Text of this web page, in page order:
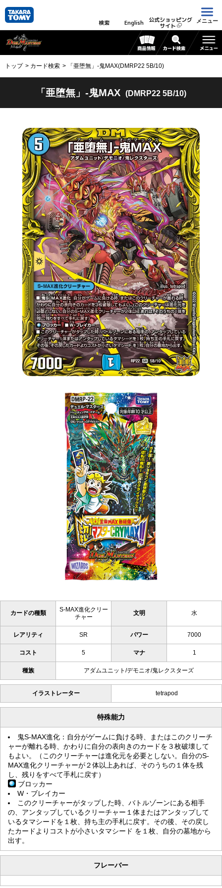
検索 English 公式ショッピング
サイト
メニュー
トップ カード検索 「亜堕無」-鬼MAX(DMRP22 5B/10)
「亜堕無」-鬼MAX (DMRP22 5B/10)
カードの種類
S-MAX進化クリー
チャー
文明 水
レアリティ SR パワー 7000
コスト 5 マナ 1
種族 アダムユニット/デモニオ/鬼レクスターズ
イラストレーター tetrapod
特殊能力
鬼S-MAX進化：自分がゲームに負ける時、またはこのクリーチ
ャーが離れる時、かわりに自分の表向きのカードを３枚破壊して
もよい。（このクリーチャーは進化元を必要としない。自分のS-
MAX進化クリーチャーが２体以上あれば、そのうちの１体を残
し、残りをすべて手札に戻す）
ブロッカー
W・ブレイカー
このクリーチャーがタップした時、バトルゾーンにある相手
の、アンタップしているクリーチャー１体またはアンタップして
いるタマシードを１枚、持ち主の手札に戻す。その後、その戻し
たカードよりコストが小さいタマシード を１枚、自分の墓地から
出す。
フレーバー